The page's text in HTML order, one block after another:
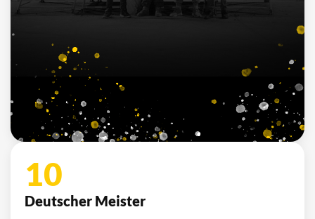
10
Deutscher Meister